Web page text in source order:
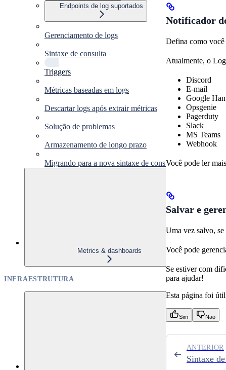
Endpoints de log suportados
Gerenciamento de logs
Sintaxe de consulta
Triggers
Métricas baseadas em logs
Descartar logs após extrair métricas
Solução de problemas
Armazenamento de longo prazo
Migrando para a nova sintaxe de consulta
Metrics & dashboards
INFRAESTRUTURA
Notificador
Defina como
Atualmente, o
Discord
E-mail
Google
Opsgenie
Pagerduty
Slack
MS Teams
Webhook
Você pode ler
Salvar e
Uma vez salvo,
Você pode
Se estiver com
para ajudar!
Esta página foi
Sim Nao
Sintaxe
ANTERIOR